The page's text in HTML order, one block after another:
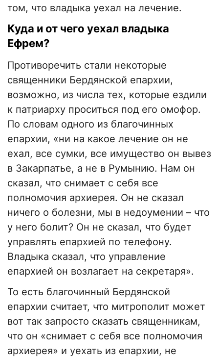
том, что владыка уехал на лечение.
Куда и от чего уехал владыка
Ефрем?
Противоречить стали некоторые
священники Бердянской епархии,
возможно, из числа тех, которые ездили
к патриарху проситься под его омофор.
По словам одного из благочинных
епархии, «ни на какое лечение он не
ехал, все сумки, все имущество он вывез
в Закарпатье, а не в Румынию. Нам он
сказал, что снимает с себя все
полномочия архиерея. Он не сказал
ничего о болезни, мы в недоумении – что
у него болит? Он не сказал, что будет
управлять епархией по телефону.
Владыка сказал, что управление
епархией он возлагает на секретаря».
То есть благочинный Бердянской
епархии считает, что митрополит может
вот так запросто сказать священникам,
что он «снимает с себя все полномочия
архиерея» и уехать из епархии, не